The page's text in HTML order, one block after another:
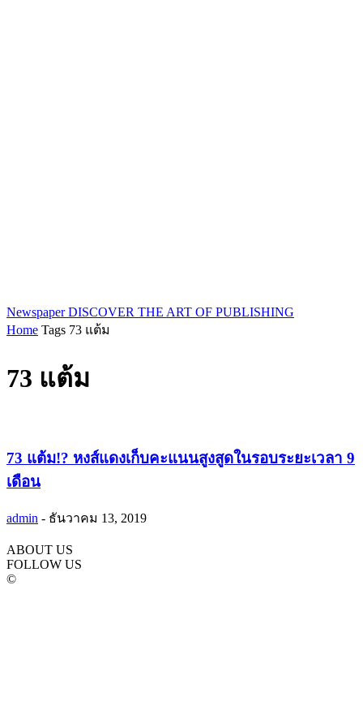
Newspaper DISCOVER THE ART OF PUBLISHING
Home Tags 73 แต้ม
73 แต้ม
73 แต้ม!? หงส์แดงเก็บคะแนนสูงสูดในรอบระยะเวลา 9
เดือน
admin - ธันวาคม 13, 2019
ABOUT US
FOLLOW US
©